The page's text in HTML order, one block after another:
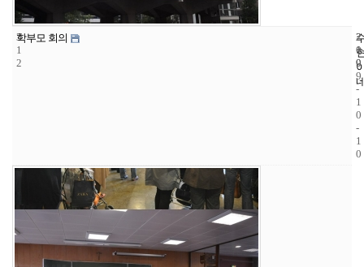
3
1
2
학부모 회의
2
1
9
2
0
0
9
-
1
0
-
1
0